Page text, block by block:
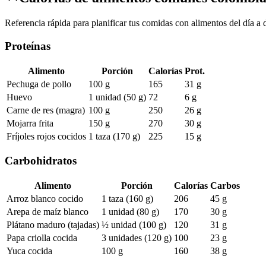
Referencia rápida para planificar tus comidas con alimentos del día a
Proteínas
Alimento Porción Calorías Prot.
Pechuga de pollo
100 g 165
31 g
Huevo
1 unidad (50 g) 72
6 g
Carne de res (magra) 100 g 250
26 g
Mojarra frita
150 g 270
30 g
Fríjoles rojos cocidos 1 taza (170 g) 225 15 g
Carbohidratos
Alimento Porción Calorías Carbos
Arroz blanco cocido
1 taza (160 g) 206
45 g
Arepa de maíz blanco
1 unidad (80 g) 170
30 g
Plátano maduro (tajadas) ½ unidad (100 g) 120
31 g
Papa criolla cocida
3 unidades (120 g) 100
23 g
Yuca cocida
100 g 160 38 g